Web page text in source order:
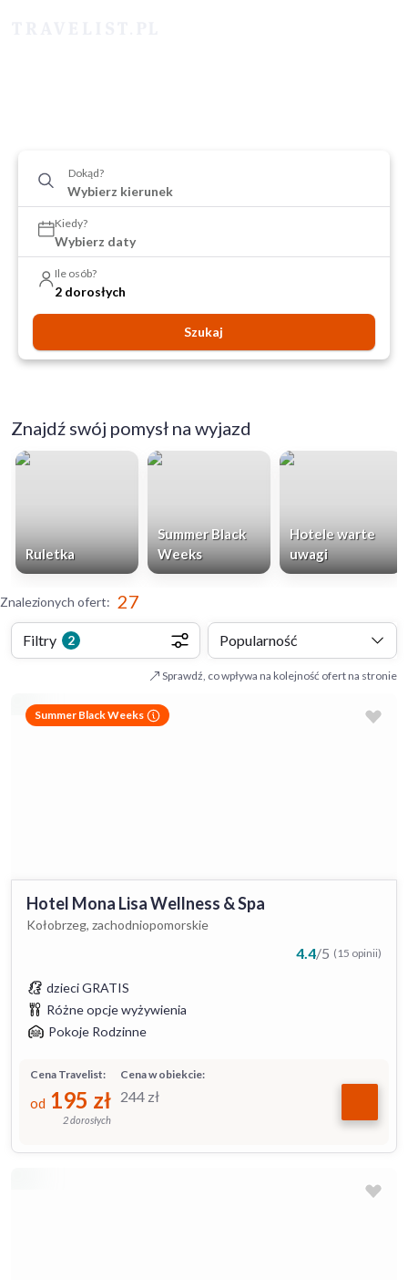
Dokąd?
Kiedy?
Wybierz daty
Ile osób?
2 dorosłych
Szukaj
Znajdź swój pomysł na wyjazd
Ruletka
Summer Black
Weeks
Hotele warte
uwagi
Znalezionych ofert: 27
Filtry 2 Popularność
Sprawdź, co wpływa na kolejność ofert na stronie
Summer Black Weeks
Hotel Mona Lisa Wellness & Spa
Kołobrzeg, zachodniopomorskie
4.4/5 (15 opinii)
dzieci GRATIS
Różne opcje wyżywienia
Pokoje Rodzinne
Cena w obiekcie:
244 zł
Cena Travelist:
od 195 zł
2 dorosłych